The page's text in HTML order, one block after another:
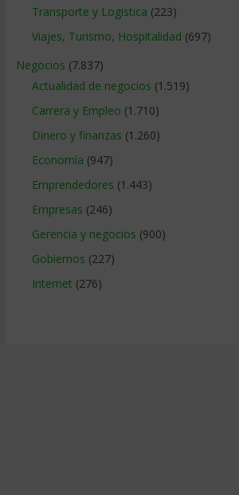
Transporte y Logistica (223)
Viajes, Turismo, Hospitalidad (697)
Negocios (7.837)
Actualidad de negocios (1.519)
Carrera y Empleo (1.710)
Dinero y finanzas (1.260)
Economía (947)
Emprendedores (1.443)
Empresas (246)
Gerencia y negocios (900)
Gobiernos (227)
Internet (276)